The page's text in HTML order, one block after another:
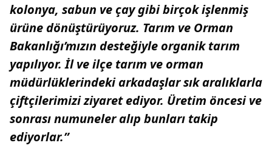
kolonya, sabun ve çay gibi birçok işlenmiş
ürüne dönüştürüyoruz. Tarım ve Orman
Bakanlığı’mızın desteğiyle organik tarım
yapılıyor. İl ve ilçe tarım ve orman
müdürlüklerindeki arkadaşlar sık aralıklarla
çiftçilerimizi ziyaret ediyor. Üretim öncesi ve
sonrası numuneler alıp bunları takip
ediyorlar.”